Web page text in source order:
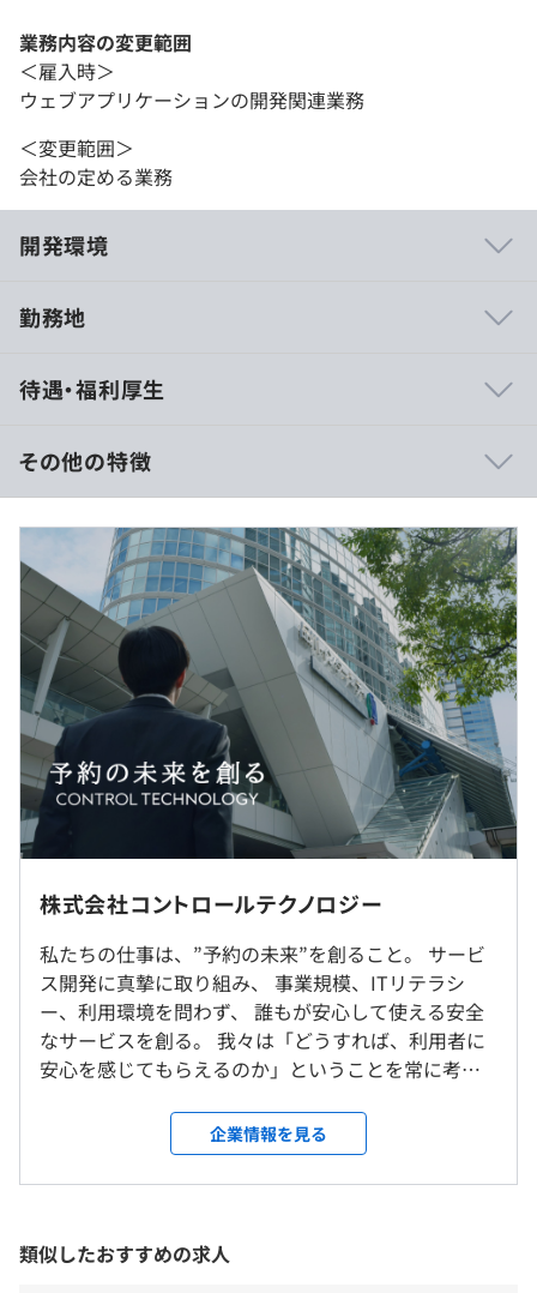
業務内容の変更範囲
＜雇入時＞
ウェブアプリケーションの開発関連業務
＜変更範囲＞
会社の定める業務
開発環境
https://reserva.be/
大手企業、政府官公庁、外国政府機関、また多くの中小企
業や個人の方も活用しています。
PCとモニター２台をご用意します。
プロジェクトごとに選択、ウォーターフォール、アジャイ
ル
Docker
勤務地
就業場所の変更範囲
京都オフィス
＜変更範囲＞
東京本社、各支社その他会社が指定する場所
受動喫煙防止措置に関する事項
地下鉄烏丸 四条駅 徒歩2分
待遇・福利厚生
（※想定年収は年収提示額を保証するものではありません）
10:00～19:00
休憩時間：休憩60分
平均残業時間：平均10時間／月
・完全週休2日制（土・日）
・祝日
・年末年始休暇
・交通費支給
その他の特徴
株式会社コントロールテクノロジー
私たちの仕事は、”予約の未来”を創ること。 サービ
ス開発に真摯に取り組み、 事業規模、ITリテラシ
ー、利用環境を問わず、 誰もが安心して使える安全
なサービスを創る。 我々は「どうすれば、利用者に
安心を感じてもらえるのか」ということを常に考え
ます。予約プロセスの自動化で「無駄な時間」を減ら
せれば、大切な人と過ごしたり、重要な仕事に時間
を有効活用できるはず。私たちはアイデアとテクノロ
企業情報を見る
類似したおすすめの求人